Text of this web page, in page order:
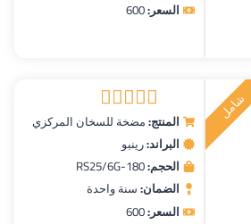
السعر:600
ش
ا
م
ل
ت
ر
ك
ي
ب
تم التقييم
5.00من 5
المنتج:مضخة للسخان المركزي
البراند:رينبو
الحجم:RS25/6G-180
الضمان:سنة واحدة
السعر:600